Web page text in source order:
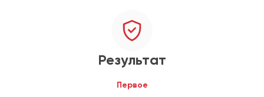
Результат
Первое